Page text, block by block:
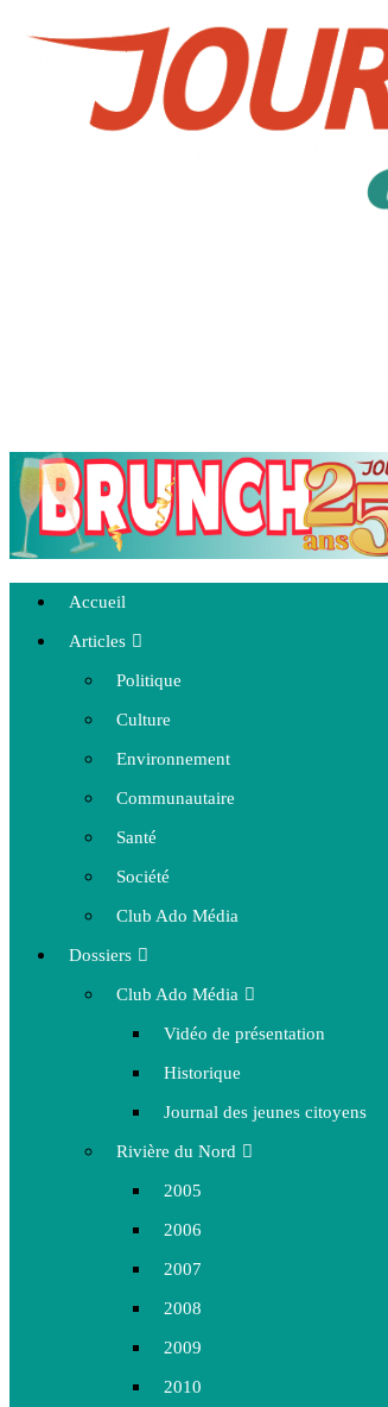
Accueil
Articles
Politique
Culture
Environnement
Communautaire
Santé
Société
Club Ado Média
Dossiers
Club Ado Média
Vidéo de présentation
Historique
Journal des jeunes citoyens
Rivière du Nord
2005
2006
2007
2008
2009
2010